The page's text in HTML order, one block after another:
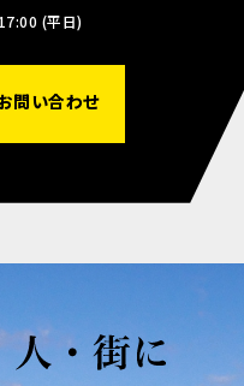
(平日)
問い合わせ